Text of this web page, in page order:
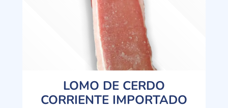
LOMO DE CERDO
CORRIENTE IMPORTADO